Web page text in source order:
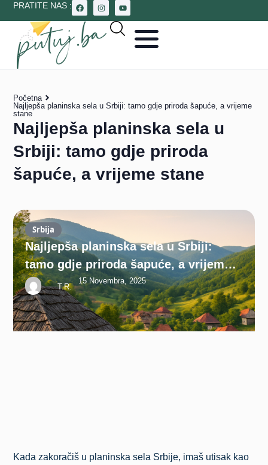
PRATITE NAS :
Početna
Najljepša planinska sela u Srbiji: tamo gdje priroda šapuće, a vrijeme
stane
Najljepša planinska sela u
Srbiji: tamo gdje priroda
šapuće, a vrijeme stane
Srbija
Najljepša planinska sela u Srbiji:
tamo gdje priroda šapuće, a vrijeme
staneT.R.
15 Novembra, 2025
Kada zakoračiš u planinska sela Srbije, imaš utisak kao